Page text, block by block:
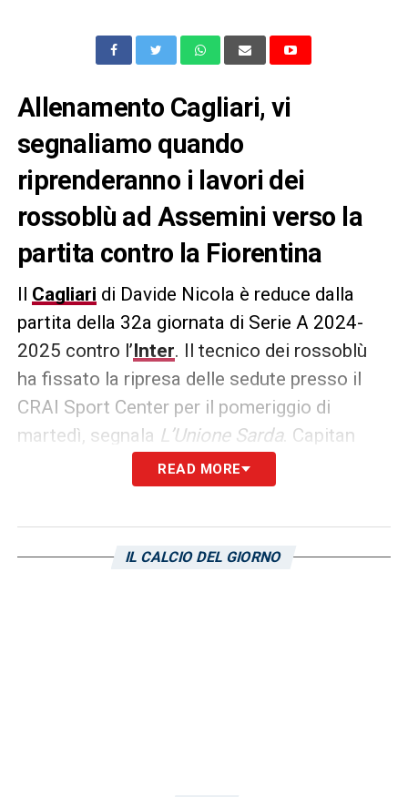
Allenamento Cagliari, vi
segnaliamo quando
riprenderanno i lavori dei
rossoblù ad Assemini verso la
partita contro la Fiorentina
Il Cagliari di Davide Nicola è reduce dalla
partita della 32a giornata di Serie A 2024-
2025 contro l’Inter. Il tecnico dei rossoblù
ha fissato la ripresa delle sedute presso il
CRAI Sport Center per il pomeriggio di
martedì, segnala L’Unione Sarda. Capitan
Leonardo Pavolettie compagni avranno a
disposizione due giorni e mezzo di riposo
c’è già la sfida dell’Unipol Domus contro la
READ MORE
IL CALCIO DEL GIORNO